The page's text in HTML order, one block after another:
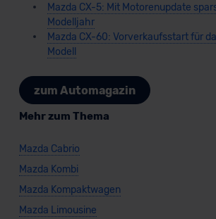
Mazda CX-5: Mit Motorenupdate
Modelljahr
Mazda CX-60: Vorverkaufsstart für
Modell
zum Automagazin
Mehr zum Thema
Mazda Cabrio
Mazda Kombi
Mazda Kompaktwagen
Mazda Limousine